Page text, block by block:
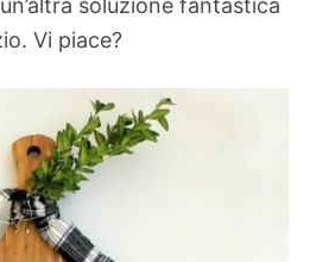
soluzione fantastica
Vi piace?